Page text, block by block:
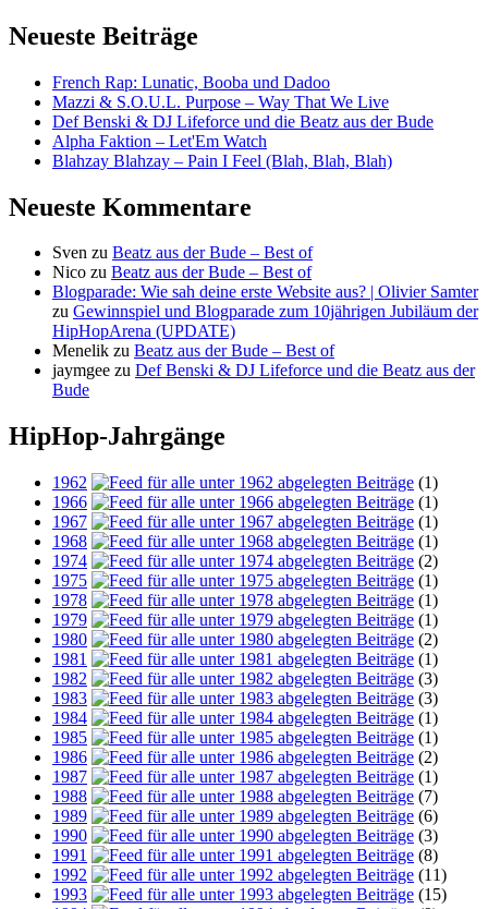
Neueste Beiträge
French Rap: Lunatic, Booba und Dadoo
Mazzi & S.O.U.L. Purpose – Way That We Live
Def Benski & DJ Lifeforce und die Beatz aus der Bude
Alpha Faktion – Let'Em Watch
Blahzay Blahzay – Pain I Feel (Blah, Blah, Blah)
Neueste Kommentare
Sven zu Beatz aus der Bude – Best of
Nico zu Beatz aus der Bude – Best of
Blogparade: Wie sah deine erste Website aus? | Olivier Samter
zu Gewinnspiel und Blogparade zum 10jährigen Jubiläum der
HipHopArena (UPDATE)
Menelik zu Beatz aus der Bude – Best of
jaymgee zu Def Benski & DJ Lifeforce und die Beatz aus der
Bude
HipHop-Jahrgänge
1962
(1)
1966
(1)
1967
(1)
1968
(1)
1974
(2)
1975
(1)
1978
(1)
1979
(1)
1980
(2)
1981
(1)
1982
(3)
1983
(3)
1984
(1)
1985
(1)
1986
(2)
1987
(1)
1988
(7)
1989
(6)
1990
(3)
1991
(8)
1992
(11)
1993
(15)